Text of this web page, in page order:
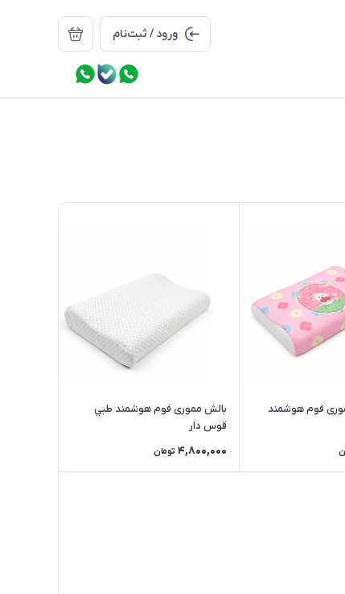
ورود / ثبت‌نام
فوم هوشمند
بالش مموری فوم هوشمند طبي
قوس دار
4,800,000 تومان